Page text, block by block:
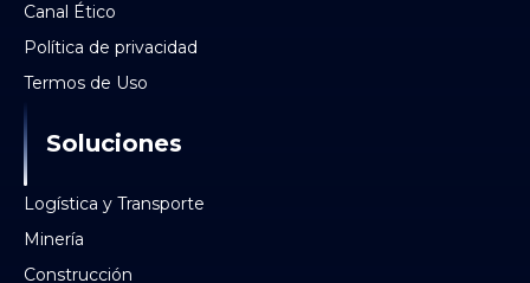
Canal Ético
Política de privacidad
Termos de Uso
Soluciones
Logística y Transporte
Minería
Construcción